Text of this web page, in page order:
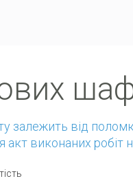
залежить від
акт виконаних робіт